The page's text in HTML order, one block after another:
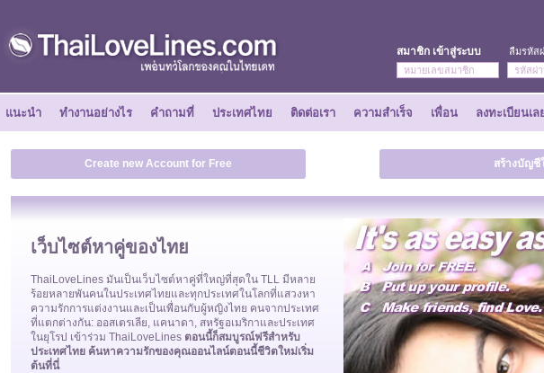
สมาชิก เข้าสู่ระบบ ลืมรหัส
แนะนำ ทำงานอย่างไร คำถามที่ ประเทศไทย ติดต่อเรา ความสำเร็จ เพื่อน ลงทะเบียนเล
Create new Account for Free สร้างบัญชี
เว็บไซต์หาคู่ของไทย
ThaiLoveLines มันเป็นเว็บไซต์หาคู่ที่ใหญ่ที่สุดใน TLL มีหลาย
ร้อยหลายพันคนในประเทศไทยและทุกประเทศในโลกที่แสวงหา
ความรักการแต่งงานและเป็นเพื่อนกับผู้หญิงไทย คนจากประเทศ
ที่แตกต่างกัน: ออสเตรเลีย, แคนาดา, สหรัฐอเมริกาและประเทศ
ในยุโรป เข้าร่วม ThaiLoveLines ตอนนี้ก็สมบูรณ์ฟรีสำหรับ
ประเทศไทย ค้นหาความรักของคุณออนไลน์ตอนนี้ชีวิตใหม่เริ่ม
ต้นที่นี่